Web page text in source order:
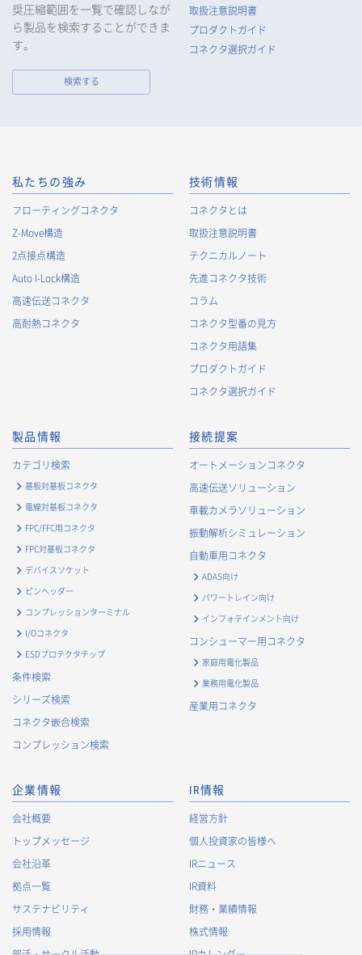
名、所属部署名、役職、住所、電話（FAX）番号等）、性別、銀
行口座情報等の個人情報を取得します。当社は、適正に個人情
報を取得し、偽りその他不正の手段により取得することはいた
なお、当社は、Cookieおよびその他のトラッキング技術（例え
ばWebビーコン）を使用して、IPアドレス等の識別子を含む、
られる場合のCookie情報は、後掲及びCookieポリシーに従って
取り扱います。https://www.irisoele.com/jp/cookie/
2. 個人情報の利用目的
当社が取得する個人情報の利用目的は、次の通りです。当社
は、次の利用目的を、関連性を有すると合理的に認められる範
囲で変更することがあり、変更した場合には、変更された利用
お客様に対する当社製品のご案内のため
お客様に対するキャンペーン、イベント開催案内等の情報
等、お客様へのサービス向上のため
・
お客様の情報管理のため
・
お客様との取引の進捗状況を管理するため
・
お客様に対してアンケートを実施するため
・
お客様からのお問合せに対して対応するため
・
マーケティング調査及び分析のため
お取引先および業務上関係する他社・団体・官公庁の方に関す
る個人情報
・
お問い合わせ対応、商談、打合せ等業務上必要な対応およ
・
契約の履行または事業上必要な取引先情報の管理のため
・
当社事業および取引に関するアンケート調査等への協力依
・
官公庁・各種業界団体等への報告・届出のため
採用応募者に関する個人情報
・
採用選考のため
・
当社における採用業務管理のため
・
その他、法令の定め、または法的権限のある当局の法令に
基づく命令・指導等に従った対応
退職者から取得した個人情報
奨圧縮範囲を一覧で確認しなが
ら製品を検索することができま
す。
検索する
取扱注意説明書
プロダクトガイド
コネクタ選択ガイド
私たちの強み
フローティングコネクタ
Z-Move構造
2点接点構造
Auto I-Lock構造
高速伝送コネクタ
高耐熱コネクタ
技術情報
コネクタとは
取扱注意説明書
テクニカルノート
先進コネクタ技術
コラム
コネクタ型番の見方
コネクタ用語集
プロダクトガイド
コネクタ選択ガイド
製品情報
カテゴリ検索
基板対基板コネクタ
電線対基板コネクタ
FPC/FFC用コネクタ
FPC対基板コネクタ
デバイスソケット
ピンヘッダー
コンプレッションターミナル
I/Oコネクタ
ESDプロテクタチップ
条件検索
シリーズ検索
コネクタ嵌合検索
コンプレッション検索
接続提案
オートメーションコネクタ
高速伝送ソリューション
車載カメラソリューション
振動解析シミュレーション
自動車用コネクタ
ADAS向け
パワートレイン向け
インフォテインメント向け
コンシューマー用コネクタ
家庭用電化製品
業務用電化製品
産業用コネクタ
企業情報
会社概要
トップメッセージ
会社沿革
拠点一覧
サステナビリティ
採用情報
IR情報
経営方針
個人投資家の皆様へ
IRニュース
IR資料
財務・業績情報
株式情報